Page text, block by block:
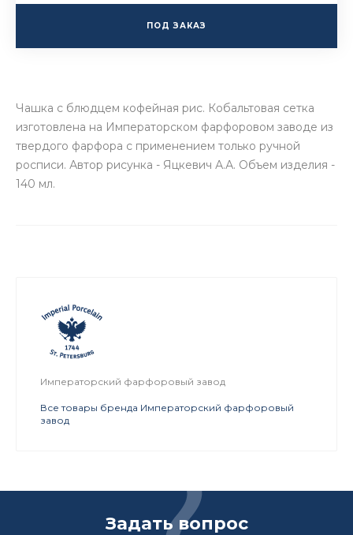
ПОД ЗАКАЗ
Чашка с блюдцем кофейная рис. Кобальтовая сетка
изготовлена на Императорском фарфоровом заводе из
твердого фарфора с применением только ручной
росписи. Автор рисунка - Яцкевич А.А. Объем изделия -
140 мл.
Императорский фарфоровый завод
Все товары бренда Императорский фарфоровый
завод
Задать вопрос